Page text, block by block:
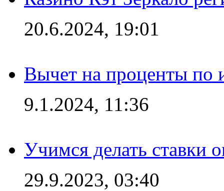
20.6.2024, 19:01
Вычет на проценты по
9.1.2024, 11:36
Учимся делать ставки
29.9.2023, 03:40